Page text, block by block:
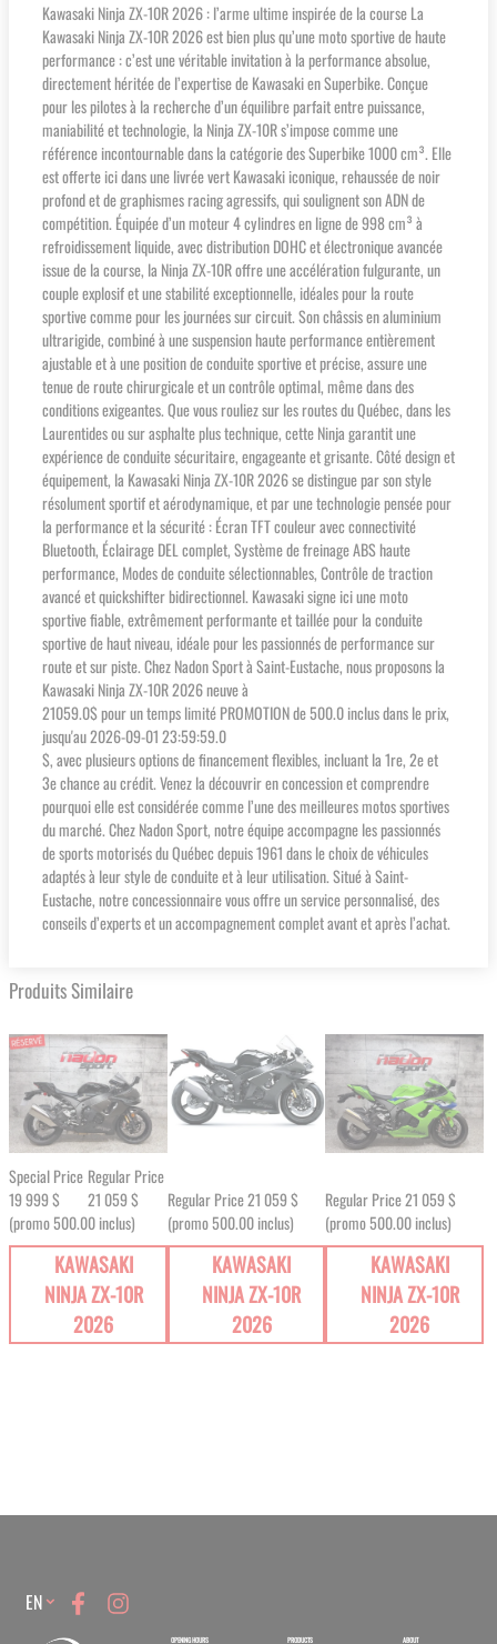
Kawasaki Ninja ZX-10R 2026 : l’arme ultime inspirée de la course La
Kawasaki Ninja ZX-10R 2026 est bien plus qu’une moto sportive de haute
performance : c’est une véritable invitation à la performance absolue,
directement héritée de l’expertise de Kawasaki en Superbike. Conçue
pour les pilotes à la recherche d’un équilibre parfait entre puissance,
maniabilité et technologie, la Ninja ZX-10R s’impose comme une
référence incontournable dans la catégorie des Superbike 1000 cm³. Elle
est offerte ici dans une livrée vert Kawasaki iconique, rehaussée de noir
profond et de graphismes racing agressifs, qui soulignent son ADN de
compétition. Équipée d’un moteur 4 cylindres en ligne de 998 cm³ à
refroidissement liquide, avec distribution DOHC et électronique avancée
issue de la course, la Ninja ZX-10R offre une accélération fulgurante, un
couple explosif et une stabilité exceptionnelle, idéales pour la route
sportive comme pour les journées sur circuit. Son châssis en aluminium
ultrarigide, combiné à une suspension haute performance entièrement
ajustable et à une position de conduite sportive et précise, assure une
tenue de route chirurgicale et un contrôle optimal, même dans des
conditions exigeantes. Que vous rouliez sur les routes du Québec, dans les
Laurentides ou sur asphalte plus technique, cette Ninja garantit une
expérience de conduite sécuritaire, engageante et grisante. Côté design et
équipement, la Kawasaki Ninja ZX-10R 2026 se distingue par son style
résolument sportif et aérodynamique, et par une technologie pensée pour
la performance et la sécurité : Écran TFT couleur avec connectivité
Bluetooth, Éclairage DEL complet, Système de freinage ABS haute
performance, Modes de conduite sélectionnables, Contrôle de traction
avancé et quickshifter bidirectionnel. Kawasaki signe ici une moto
sportive fiable, extrêmement performante et taillée pour la conduite
sportive de haut niveau, idéale pour les passionnés de performance sur
route et sur piste. Chez Nadon Sport à Saint-Eustache, nous proposons la
Kawasaki Ninja ZX-10R 2026 neuve à
21059.0$ pour un temps limité PROMOTION de 500.0 inclus dans le prix,
jusqu'au 2026-09-01 23:59:59.0
$, avec plusieurs options de financement flexibles, incluant la 1re, 2e et
3e chance au crédit. Venez la découvrir en concession et comprendre
pourquoi elle est considérée comme l’une des meilleures motos sportives
du marché. Chez Nadon Sport, notre équipe accompagne les passionnés
de sports motorisés du Québec depuis 1961 dans le choix de véhicules
adaptés à leur style de conduite et à leur utilisation. Situé à Saint-
Eustache, notre concessionnaire vous offre un service personnalisé, des
conseils d’experts et un accompagnement complet avant et après l’achat.
Produits Similaire
Special Price
19 999 $
Regular Price
21 059 $
(promo 500.00 inclus)
KAWASAKI
NINJA ZX-10R
2026
Regular Price21 059 $
(promo 500.00 inclus)
KAWASAKI
NINJA ZX-10R
2026
Regular Price21 059 $
(promo 500.00 inclus)
KAWASAKI
NINJA ZX-10R
2026
Language
EN
OPENING HOURS ABOUT
PRODUCTS